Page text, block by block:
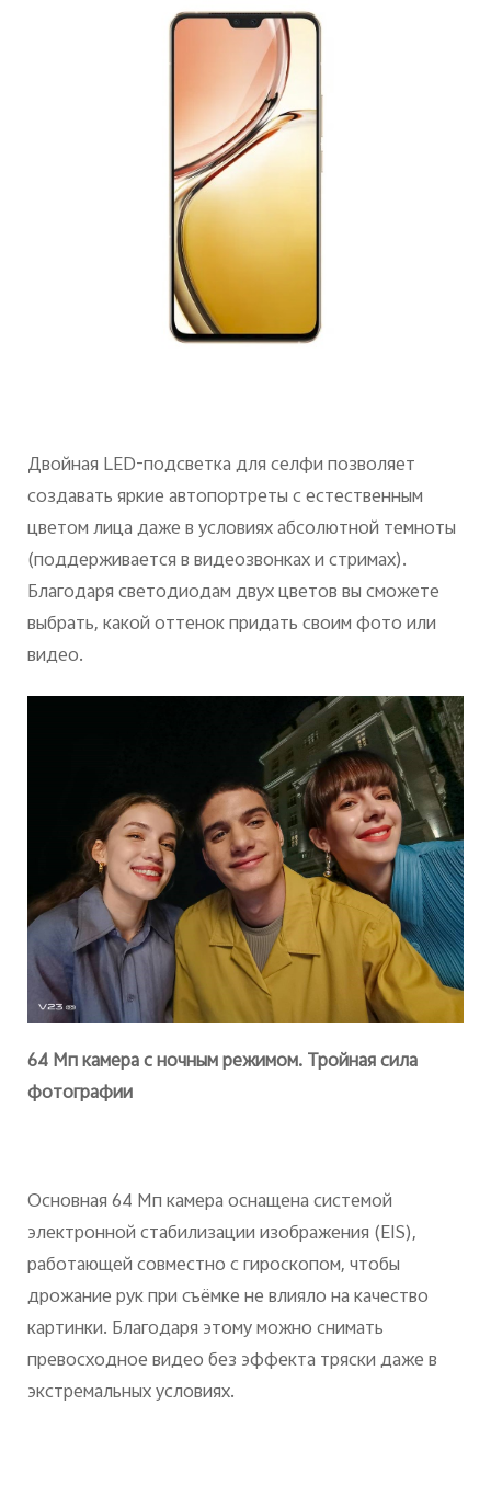
Двойная LED-подсветка для селфи позволяет
создавать яркие автопортреты с естественным
цветом лица даже в условиях абсолютной темноты
(поддерживается в видеозвонках и стримах).
Благодаря светодиодам двух цветов вы сможете
выбрать, какой оттенок придать своим фото или
видео.
64 Мп камера с ночным режимом. Тройная сила
фотографии
Основная 64 Мп камера оснащена системой
электронной стабилизации изображения (EIS),
работающей совместно с гироскопом, чтобы
дрожание рук при съёмке не влияло на качество
картинки. Благодаря этому можно снимать
превосходное видео без эффекта тряски даже в
экстремальных условиях.